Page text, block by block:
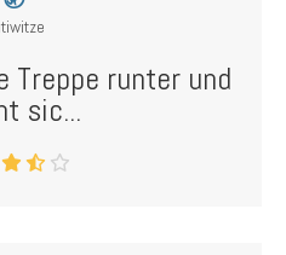
Treppe runter und
sic...